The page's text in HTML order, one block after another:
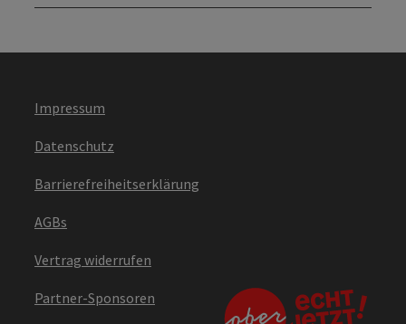
Impressum
Datenschutz
Barrierefreiheitserklärung
AGBs
Vertrag widerrufen
Partner-Sponsoren